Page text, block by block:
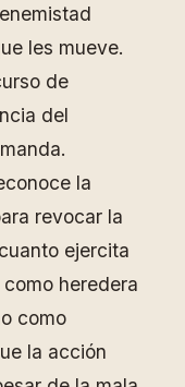
les mueve.
de
del
la
revocar la
ejercita
heredera
como
la acción